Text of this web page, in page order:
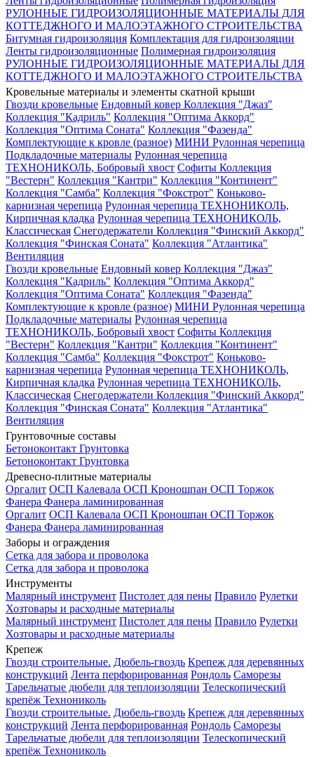
РУЛОННЫЕ ГИДРОИЗОЛЯЦИОННЫЕ МАТЕРИАЛЫ ДЛЯ
КОТТЕДЖНОГО И МАЛОЭТАЖНОГО СТРОИТЕЛЬСТВА
Битумная гидроизоляция Комплектация для гидроизоляции
Ленты гидроизоляционные Полимерная гидроизоляция
РУЛОННЫЕ ГИДРОИЗОЛЯЦИОННЫЕ МАТЕРИАЛЫ ДЛЯ
КОТТЕДЖНОГО И МАЛОЭТАЖНОГО СТРОИТЕЛЬСТВА
Кровельные материалы и элементы скатной крыши
Гвозди кровельные Ендовный ковер Коллекция "Джаз"
Коллекция "Кадриль" Коллекция "Оптима Аккорд"
Коллекция "Оптима Соната" Коллекция "Фазенда"
Комплектующие к кровле (разное) МИНИ Рулонная черепица
Подкладочные материалы Рулонная черепица
ТЕХНОНИКОЛЬ, Бобровый хвост Софиты Коллекция
"Вестерн" Коллекция "Кантри" Коллекция "Континент"
Коллекция "Самба" Коллекция "Фокстрот" Коньково-
карнизная черепица Рулонная черепица ТЕХНОНИКОЛЬ,
Кирпичная кладка Рулонная черепица ТЕХНОНИКОЛЬ,
Классическая Снегодержатели Коллекция "Финский Аккорд"
Коллекция "Финская Соната" Коллекция "Атлантика"
Вентиляция
Гвозди кровельные Ендовный ковер Коллекция "Джаз"
Коллекция "Кадриль" Коллекция "Оптима Аккорд"
Коллекция "Оптима Соната" Коллекция "Фазенда"
Комплектующие к кровле (разное) МИНИ Рулонная черепица
Подкладочные материалы Рулонная черепица
ТЕХНОНИКОЛЬ, Бобровый хвост Софиты Коллекция
"Вестерн" Коллекция "Кантри" Коллекция "Континент"
Коллекция "Самба" Коллекция "Фокстрот" Коньково-
карнизная черепица Рулонная черепица ТЕХНОНИКОЛЬ,
Кирпичная кладка Рулонная черепица ТЕХНОНИКОЛЬ,
Классическая Снегодержатели Коллекция "Финский Аккорд"
Коллекция "Финская Соната" Коллекция "Атлантика"
Вентиляция
Грунтовочные составы
Бетоноконтакт Грунтовка
Бетоноконтакт Грунтовка
Древесно-плитные материалы
Оргалит ОСП Калевала ОСП Кроношпан ОСП Торжок
Фанера Фанера ламинированная
Оргалит ОСП Калевала ОСП Кроношпан ОСП Торжок
Фанера Фанера ламинированная
Заборы и ограждения
Сетка для забора и проволока
Сетка для забора и проволока
Инструменты
Малярный инструмент Пистолет для пены Правило Рулетки
Хозтовары и расходные материалы
Малярный инструмент Пистолет для пены Правило Рулетки
Хозтовары и расходные материалы
Крепеж
Гвозди строительные. Дюбель-гвоздь Крепеж для деревянных
конструкций Лента перфорированная Рондоль Саморезы
Тарельчатые дюбели для теплоизоляции Телескопический
крепёж Технониколь
Гвозди строительные. Дюбель-гвоздь Крепеж для деревянных
конструкций Лента перфорированная Рондоль Саморезы
Тарельчатые дюбели для теплоизоляции Телескопический
крепёж Технониколь